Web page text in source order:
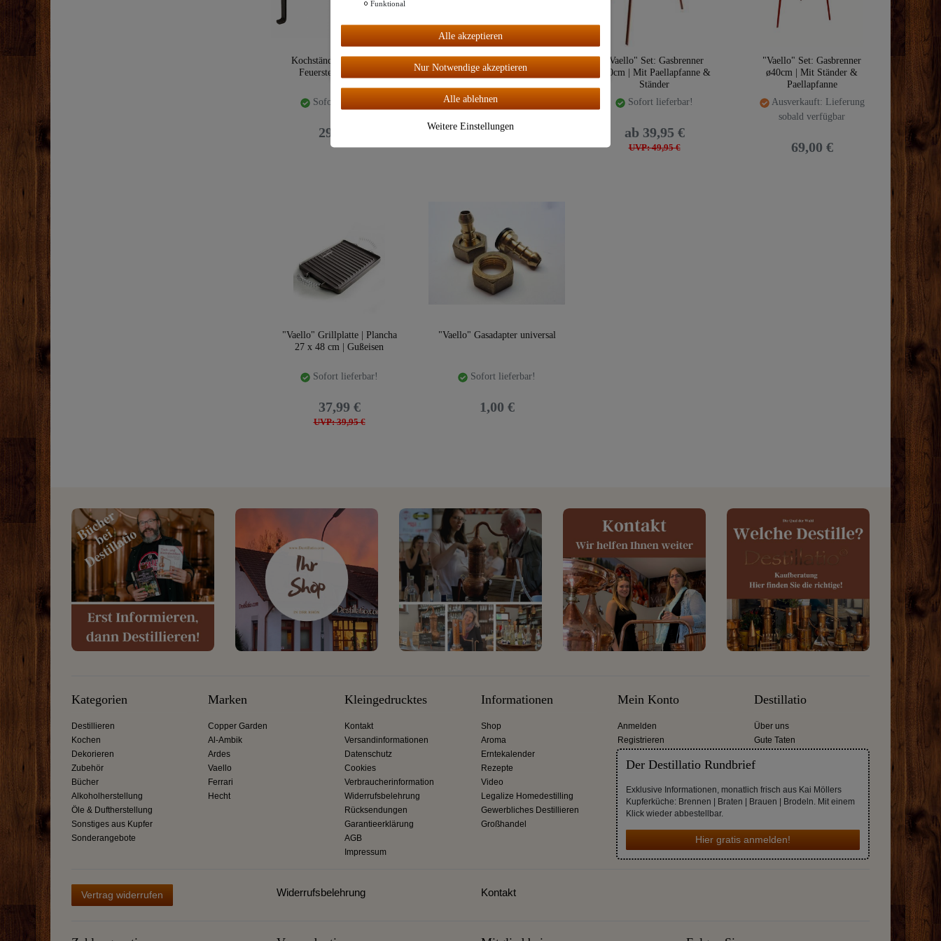
Kochständer ø40 cm für
Feuerstelle & Kessel
Sofort lieferbar!
29,99 €
Feuerstelle & Kessel
Sofort lieferbar!
39,99 €
"Vaello" Set: Gasbrenner
ø30cm | Mit Paellapfanne &
Ständer
Sofort lieferbar!
UVP: 49,95 €
ab 39,95 €
"Vaello" Set: Gasbrenner
ø40cm | Mit Ständer &
Paellapfanne
Ausverkauft: Lieferung
sobald verfügbar
69,00 €
"Vaello" Grillplatte | Plancha
27 x 48 cm | Gußeisen
Sofort lieferbar!
UVP: 39,95 €
37,99 €
"Vaello" Gasadapter universal
Sofort lieferbar!
1,00 €
Kategorien
Destillieren
Kochen
Dekorieren
Zubehör
Bücher
Alkoholherstellung
Öle & Duftherstellung
Sonstiges aus Kupfer
Sonderangebote
Marken
Copper Garden
Al-Ambik
Ardes
Vaello
Ferrari
Hecht
Kleingedrucktes
Kontakt
Versandinformationen
Datenschutz
Cookies
Verbraucherinformation
Widerrufsbelehrung
Rücksendungen
Garantieerklärung
AGB
Impressum
Informationen
Shop
Aroma
Erntekalender
Rezepte
Video
Legalize Homedestilling
Gewerbliches Destillieren
Großhandel
Mein Konto
Anmelden
Registrieren
Destillatio
Über uns
Gute Taten
Der Destillatio Rundbrief
Exklusive Informationen, monatlich frisch aus Kai Möllers
Kupferküche: Brennen | Braten | Brauen | Brodeln. Mit einem
Klick wieder abbestellbar.
Hier gratis anmelden!
Vertrag widerrufen Widerrufsbelehrung Kontakt
Alle
akzeptiere
n
Funktional
Alle akzeptieren
Nur Notwendige akzeptieren
Alle ablehnen
Weitere Einstellungen